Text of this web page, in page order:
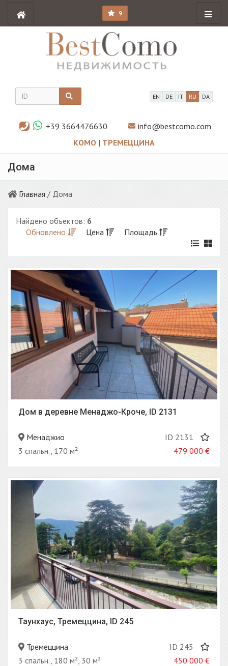
9
EN DE IT RU DA
+39 3664476630
info@bestcomo.com
КОМО | ТРЕМЕЦЦИНА
Дома
Главная / Дома
Найдено объектов: 6
Обновлено
Цена Площадь
Дом в деревне Менаджо-Кроче, ID 2131
Менаджио
ID 2131
3 спальн., 170 м²
479 000 €
Таунхаус, Тремеццина, ID 245
Тремеццина
ID 245
3 спальн., 180 м², 30 м²
450 000 €